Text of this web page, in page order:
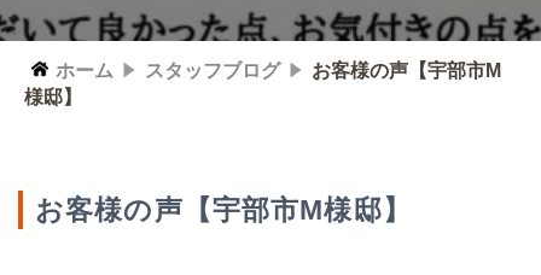
ホーム スタッフブログ
お客様の声【宇部市M
様邸】
お客様の声【宇部市M様邸】